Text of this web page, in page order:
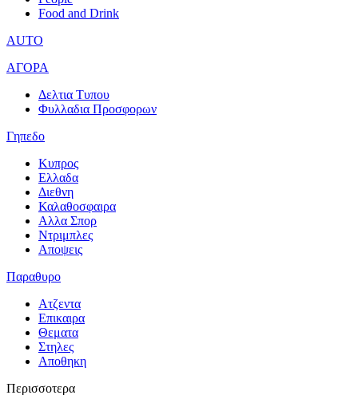
Food and Drink
AUTO
ΑΓΟΡΑ
Δελτια Τυπου
Φυλλαδια Προσφορων
Γηπεδο
Κυπρος
Ελλαδα
Διεθνη
Καλαθοσφαιρα
Αλλα Σπορ
Ντριμπλες
Αποψεις
Παραθυρο
Ατζεντα
Επικαιρα
Θεματα
Στηλες
Αποθηκη
Περισσοτερα